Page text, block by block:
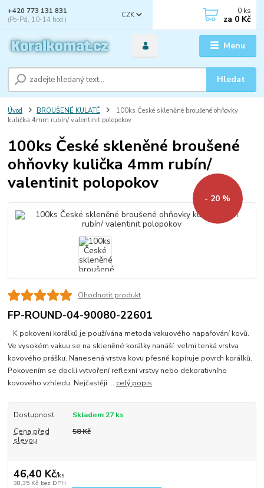
Menu
CZK
Hledat
+420 773 131 831
(Po-Pá, 10-14 hod.)
0 ks
za 0 Kč
Úvod BROUŠENÉ KULATÉ
100ks České skleněné broušené ohňovky
kulička 4mm rubín/ valentinit polopokov
100ks České skleněné broušené
ohňovky kulička 4mm rubín/
valentinit polopokov
- 20 %
Ohodnotit produkt
FP-ROUND-04-90080-22601
K pokovení korálků je používána metoda vakuového napařování kovů.
Ve vysokém vakuu se na skleněné korálky nanáší velmi tenká vrstva
kovového prášku. Nanesená vrstva kovu přesně kopíruje povrch korálků.
Pokovením se docílí vytvoření reflexní vrstvy nebo dekorativního
kovového vzhledu. Nejčastěji ... celý popis
Dostupnost
Skladem 27 ks
Cena před
slevou
58 Kč
46,40 Kč/ks
38,35 Kč bez DPH